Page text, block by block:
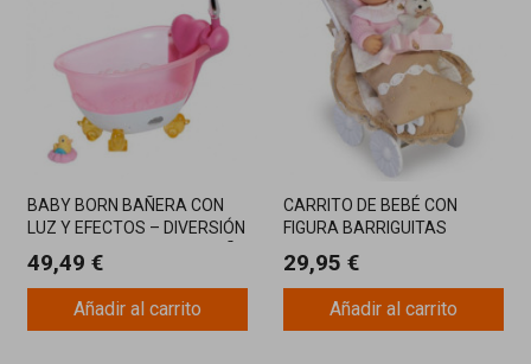
BABY BORN BAÑERA CON
LUZ Y EFECTOS – DIVERSIÓN
49,49 €
Añadir al carrito
CARRITO DE BEBÉ CON
FIGURA BARRIGUITAS
29,95 €
Añadir al carrito